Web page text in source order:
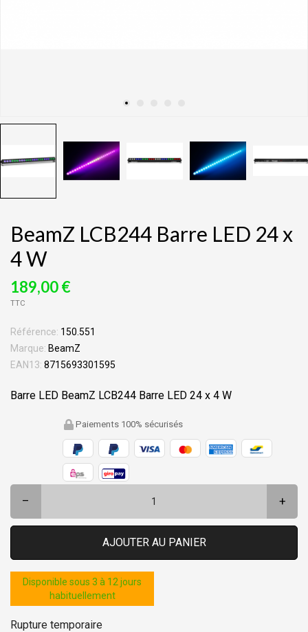
BeamZ LCB244 Barre LED 24 x
4 W
189,00 €
TTC
Référence: 150.551
Marque: BeamZ
EAN13: 8715693301595
Barre LED BeamZ LCB244 Barre LED 24 x 4 W
Paiements 100% sécurisés
– +
AJOUTER AU PANIER
Disponible sous 3 à 12 jours
habituellement
Rupture temporaire